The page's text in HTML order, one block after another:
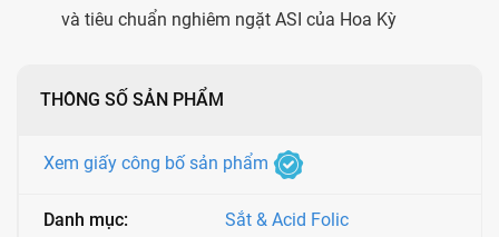
và tiêu chuẩn nghiêm ngặt ASI của Hoa Kỳ
THÔNG SỐ SẢN PHẨM
Xem giấy công bố sản phẩm
Danh mục: Sắt & Acid Folic